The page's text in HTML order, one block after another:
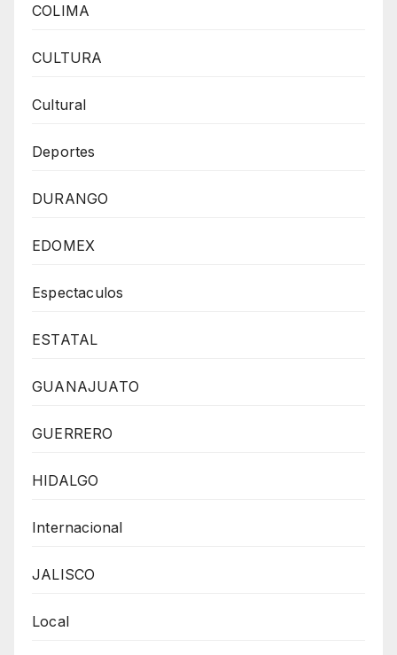
COLIMA
CULTURA
Cultural
Deportes
DURANGO
EDOMEX
Espectaculos
ESTATAL
GUANAJUATO
GUERRERO
HIDALGO
Internacional
JALISCO
Local